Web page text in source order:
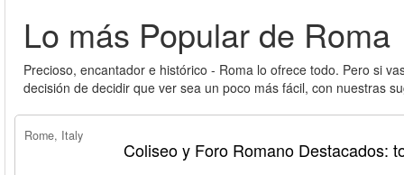
Lo más Popular de Roma
Precioso, encantador e histórico - Roma lo ofrece todo. Pero si
decisión de decidir que ver sea un poco más fácil, con nuestras
Rome, Italy
Coliseo y Foro Romano Destacados: